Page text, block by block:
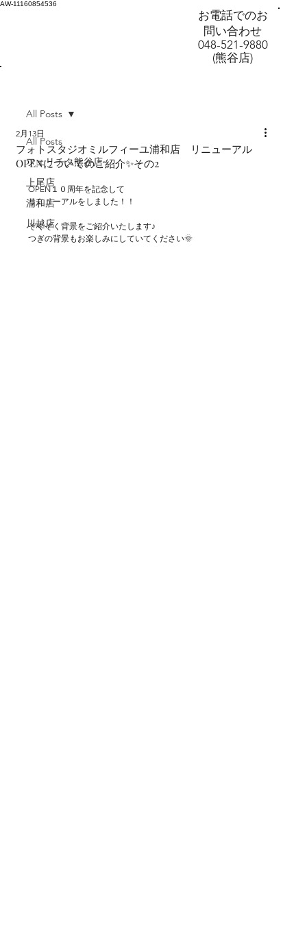
AW-11160854536
お電話でのお
問い合わせ
048-521-9880
(熊谷店)
All Posts
フェリチタ熊谷店
上尾店
浦和店
川越店
All Posts
フォトスタジオミルフィーユ浦和店 リニューアル
OPENについてのご紹介✨その2
2月13日
OPEN１０周年を記念して
リニューアルをしました！！
ぞくぞく背景をご紹介いたします♪
つぎの背景もお楽しみにしていてください🌞